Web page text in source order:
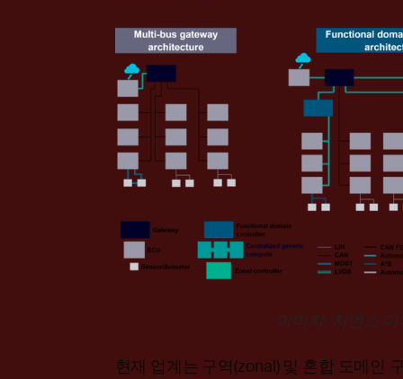
이미지: 지멘스
현재 업계는 구역(zonal) 및 혼합 도메인